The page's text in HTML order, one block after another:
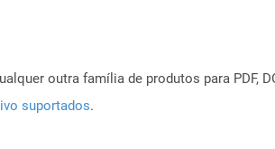
outra família de produtos para PDF,
suportados.